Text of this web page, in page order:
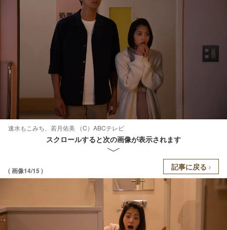
速水もこみち、若月佑美 （C）ABCテレビ
スクロールすると次の画像が表示されます
( 画像14/15 ) 記事に戻る